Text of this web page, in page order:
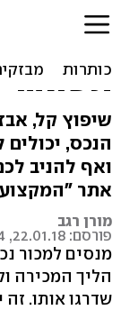
הום
לזירוז
תשואה
הנכס,
אתר
מורן רגב
פורסם: 22.01.18, 08:34
מנסים למכור
הליך המכירה
שדרגו אותו.